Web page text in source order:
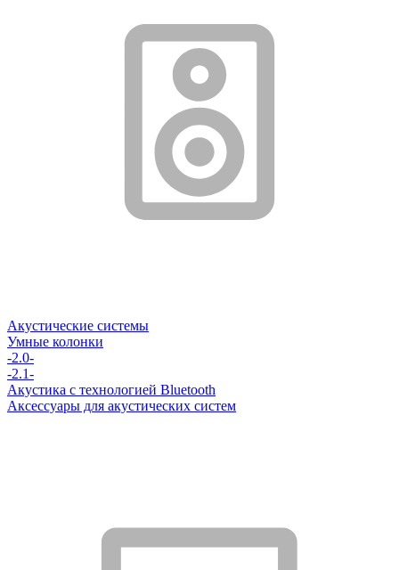
Акустические системы
Умные колонки
-2.0-
-2.1-
Акустика с технологией Bluetooth
Аксессуары для акустических систем